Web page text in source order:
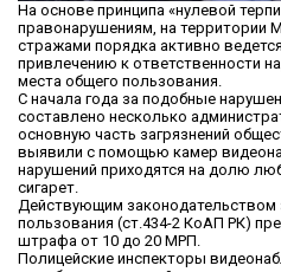
На основе принципа «нулевой
правонарушениям, на территории
стражами порядка активно
привлечению к ответственности
места общего пользования.
С начала года за подобные
составлено несколько
основную часть загрязнений
выявили с помощью камер
нарушений приходятся на долю
сигарет.
Действующим законодательством
пользования (ст.434-2 КоАП РК)
штрафа от 10 до 20 МРП.
Полицейские инспекторы